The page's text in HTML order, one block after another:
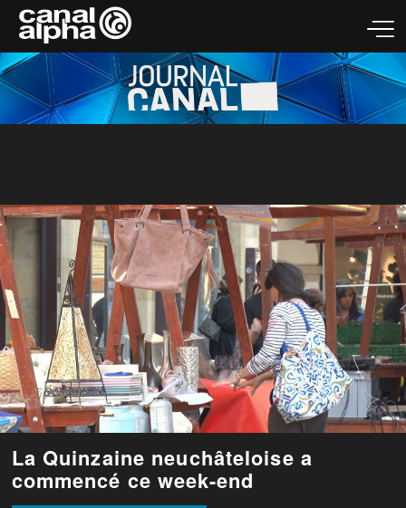
La Quinzaine neuchâteloise a
commencé ce week-end